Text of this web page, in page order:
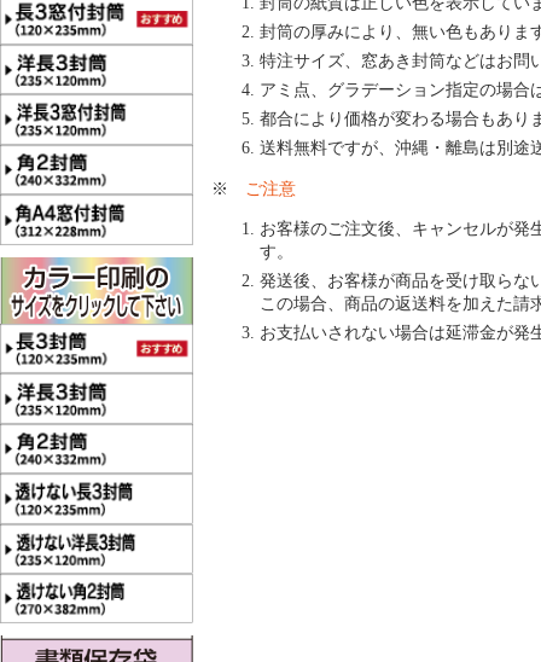
封筒の厚みにより、無い色もありま
特注サイズ、窓あき封筒などはお問
アミ点、グラデーション指定の場合
都合により価格が変わる場合もあり
送料無料ですが、沖縄・離島は別途
※ ご注意
お客様のご注文後、キャンセルが発
す。
発送後、お客様が商品を受け取らな
この場合、商品の返送料を加えた請
お支払いされない場合は延滞金が発